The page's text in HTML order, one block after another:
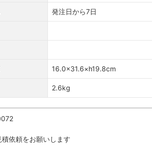
発注日から7日
16.0×31.6×h19.8cm
2.6kg
依頼をお願いします